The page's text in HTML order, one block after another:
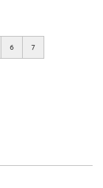
6 7